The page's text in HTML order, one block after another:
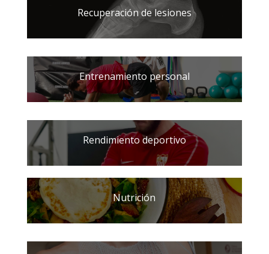
Recuperación de lesiones
Entrenamiento personal
Rendimiento deportivo
Nutrición